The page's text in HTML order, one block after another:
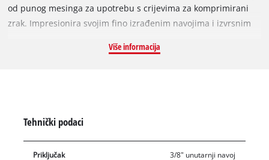
od punog mesinga za upotrebu s crijevima za komprimirani
zrak. Impresionira svojim fino izrađenim navojima i izvrsnim
primjer, kao produžno crijevo za komprimirani zrak, zidni
Više informacija
Tehnički podaci
Priključak 3/8" unutarnji navoj